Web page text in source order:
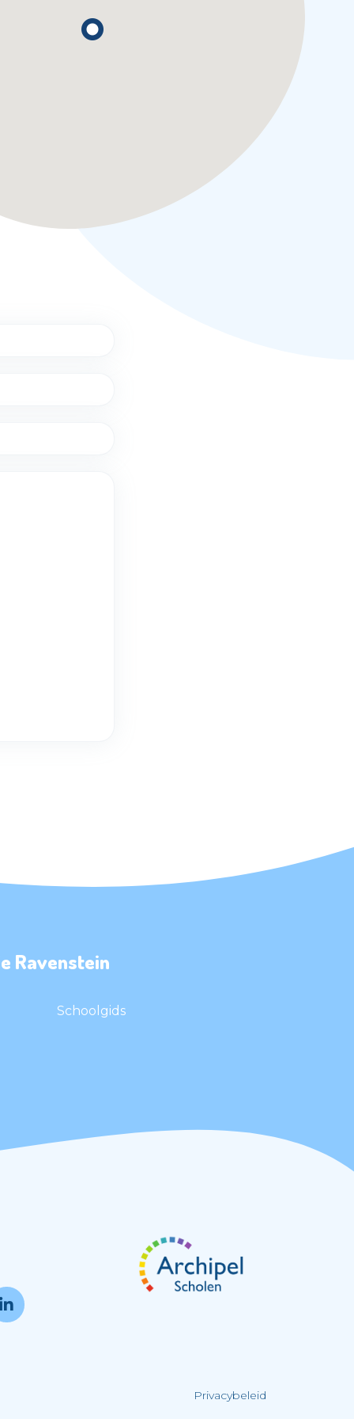
Ravenstein
Schoolgids
Privacybeleid